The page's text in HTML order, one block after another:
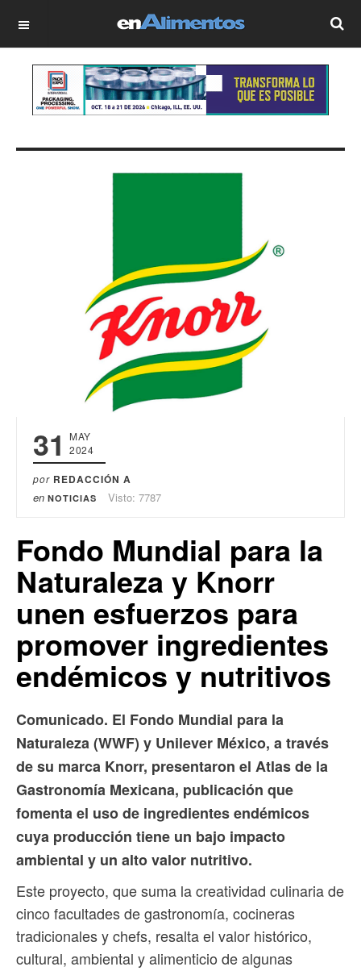
OFF CANVAS
31
MAY
2024
por REDACCIÓN A
en NOTICIAS Visto: 7787
Fondo Mundial para la
Naturaleza y Knorr
unen esfuerzos para
promover ingredientes
endémicos y nutritivos
Comunicado. El Fondo Mundial para la
Naturaleza (WWF) y Unilever México, a través
de su marca Knorr, presentaron el Atlas de la
Gastronomía Mexicana, publicación que
fomenta el uso de ingredientes endémicos
cuya producción tiene un bajo impacto
ambiental y un alto valor nutritivo.
Este proyecto, que suma la creatividad culinaria de
cinco facultades de gastronomía, cocineras
tradicionales y chefs, resalta el valor histórico,
cultural, ambiental y alimenticio de algunas